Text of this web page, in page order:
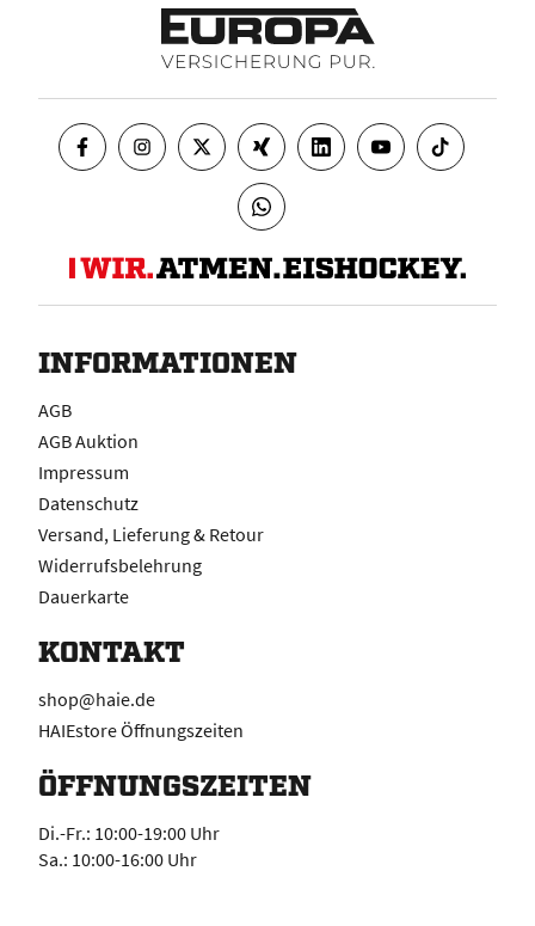
INFORMATIONEN
AGB
AGB Auktion
Impressum
Datenschutz
Versand, Lieferung & Retour
Widerrufsbelehrung
Dauerkarte
KONTAKT
shop@haie.de
HAIEstore Öffnungszeiten
ÖFFNUNGSZEITEN
Di.-Fr.: 10:00-19:00 Uhr
Sa.: 10:00-16:00 Uhr